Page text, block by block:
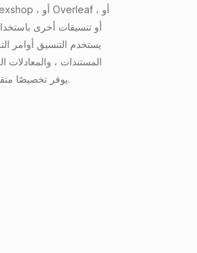
المستندات ، والمعادلات
يوفر تخصيصًا متقدمًا من خلال الحزم والقوالب للأنواع الدقيقة.